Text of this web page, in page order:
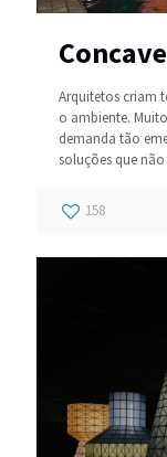
Arquitetos criam
o ambiente.
demanda tão
soluções que
158